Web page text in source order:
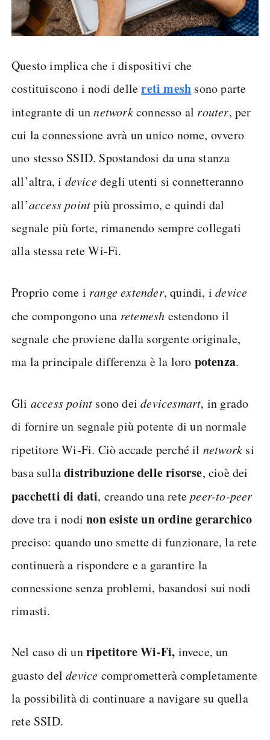
Questo implica che i dispositivi che
costituiscono i nodi dellereti mesh sono parte
integrante di unnetworkconnesso al router, per
cui la connessione avrà un unico nome, ovvero
uno stesso SSID. Spostandosi da una stanza
all’altra, i devicedegli utenti si connetteranno
all’access pointpiù prossimo, e quindi dal
segnale più forte, rimanendo sempre collegati
alla stessa rete Wi-Fi.
Proprio come i range extender, quindi, idevice
che compongono una retemesh estendono il
segnale che proviene dalla sorgente originale,
ma la principale differenza è la loro potenza.
Gli access point sono deidevicesmart, in grado
di fornire un segnale più potente di un normale
ripetitore Wi-Fi. Ciò accade perché il network si
basa sulladistribuzione delle risorse, cioè dei
pacchetti di dati, creando una retepeer-to-peer
dove tra i nodinon esiste un ordine gerarchico
preciso: quando uno smette di funzionare, la rete
continuerà a rispondere e a garantire la
connessione senza problemi, basandosi sui nodi
rimasti.
Nel caso di unripetitore Wi-Fi, invece, un
guasto deldevice comprometterà completamente
la possibilità di continuare a navigare su quella
rete SSID.